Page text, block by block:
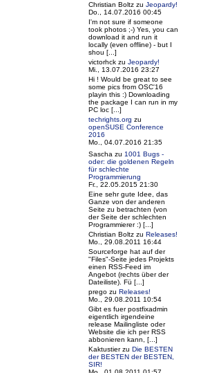
Christian Boltz zu Jeopardy!
Do., 14.07.2016 00:45
I'm not sure if someone
took photos ;-) Yes, you can
download it and run it
locally (even offline) - but I
shou [...]
victorhck zu Jeopardy!
Mi., 13.07.2016 23:27
Hi ! Would be great to see
some pics from OSC'16
playin this :) Downloading
the package I can run in my
PC loc [...]
techrights.org zu
openSUSE Conference
2016
Mo., 04.07.2016 21:35
Sascha zu 1001 Bugs -
oder: die goldenen Regeln
für schlechte
Programmierung
Fr., 22.05.2015 21:30
Eine sehr gute Idee, das
Ganze von der anderen
Seite zu betrachten (von
der Seite der schlechten
Programmierer :) [...]
Christian Boltz zu Releases!
Mo., 29.08.2011 16:44
Sourceforge hat auf der
"Files"-Seite jedes Projekts
einen RSS-Feed im
Angebot (rechts über der
Dateiliste). Fü [...]
prego zu Releases!
Mo., 29.08.2011 10:54
Gibt es fuer postfixadmin
eigentlich irgendeine
release Mailingliste oder
Website die ich per RSS
abbonieren kann, [...]
Kaktustierzu Die BESTEN
der BESTEN der BESTEN,
SIR!